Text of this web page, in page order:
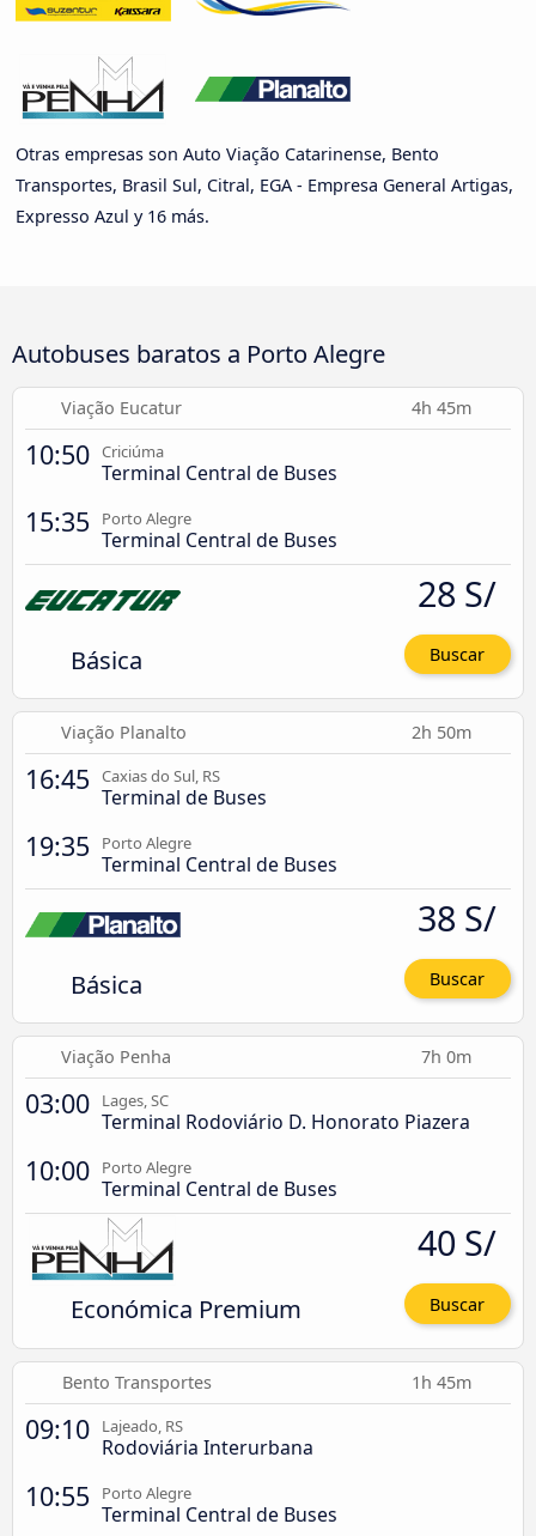
Otras empresas son Auto Viação Catarinense, Bento
Transportes, Brasil Sul, Citral, EGA - Empresa General Artigas,
Expresso Azul y 16 más.
Autobuses baratos a Porto Alegre
Viação Eucatur 4h 45m
10:50 Criciúma
Terminal Central de Buses
15:35 Porto Alegre
Terminal Central de Buses
Básica
28 S/
Buscar
Viação Planalto 2h 50m
16:45 Caxias do Sul, RS
Terminal de Buses
19:35 Porto Alegre
Terminal Central de Buses
Básica
38 S/
Buscar
Viação Penha 7h 0m
03:00 Lages, SC
Terminal Rodoviário D. Honorato Piazera
10:00 Porto Alegre
Terminal Central de Buses
Económica Premium
40 S/
Buscar
Bento Transportes 1h 45m
09:10 Lajeado, RS
Rodoviária Interurbana
10:55 Porto Alegre
Terminal Central de Buses